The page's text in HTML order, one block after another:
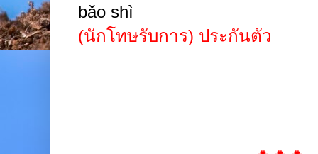
bǎo shì
(นักโทษรับการ) ประกันตัว